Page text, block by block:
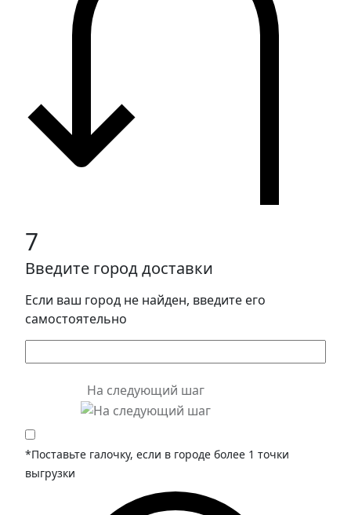
7
Введите город доставки
Если ваш город не найден, введите его
самостоятельно
На следующий шаг
*Поставьте галочку, если в городе более 1 точки
выгрузки